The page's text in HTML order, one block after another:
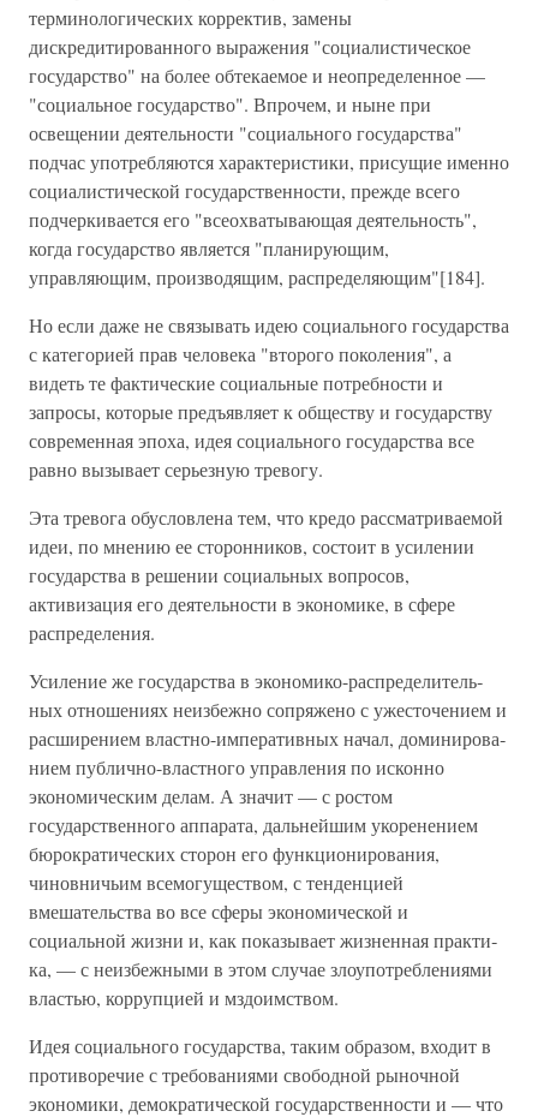
терминологических корректив, замены
дискредитированного выражения "социалистическое
государство" на более обтекаемое и неопределенное —
"соци­альное государство". Впрочем, и ныне при
освещении деятельности "социального государства"
подчас употребля­ются характеристики, присущие именно
социалистической государственности, прежде всего
подчеркивается его "всеохватывающая деятельность",
когда государство является "планирующим,
управляющим, производящим, распреде­ляющим"[184].
Но если даже не связывать идею социального государ­ства
с категорией прав человека "второго поколения", а
видеть те фактические социальные потребности и
запросы, которые предъявляет к обществу и государству
современ­ная эпоха, идея социального государства все
равно вызыва­ет серьезную тревогу.
Эта тревога обусловлена тем, что кредо рассматривае­мой
идеи, по мнению ее сторонников, состоит в усилении
государства в решении социальных вопросов,
активизация его деятельности в экономике, в сфере
распределения.
Усиление же государства в экономико-распределитель­
ных отношениях неизбежно сопряжено с ужесточением и
расширением властно-императивных начал, доминирова­
нием публично-властного управления по исконно
экономи­ческим делам. А значит — с ростом
государственного аппарата, дальнейшим укоренением
бюрократических сто­рон его функционирования,
чиновничьим всемогуществом, с тенденцией
вмешательства во все сферы экономической и
социальной жизни и, как показывает жизненная практи­
ка, — с неизбежными в этом случае злоупотреблениями
властью, коррупцией и мздоимством.
Идея социального государства, таким образом, входит в
противоречие с требованиями свободной рыночной
эконо­мики, демократической государственности и — что